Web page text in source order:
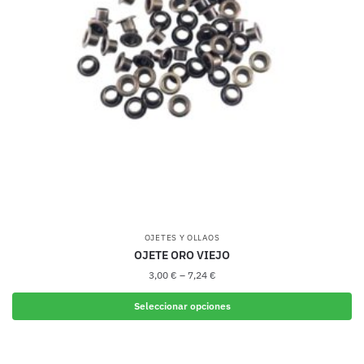
se
pueden
elegir
en
la
página
de
OJETES Y OLLAOS
OJETE ORO VIEJO
3,00 € – 7,24 €
Seleccionar opciones